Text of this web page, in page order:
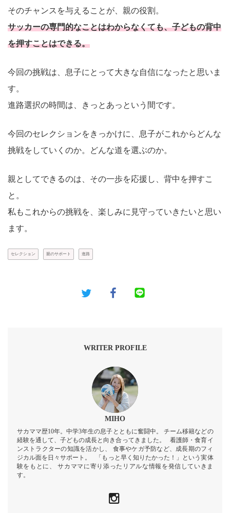
そのチャンスを与えることが、親の役割。
サッカーの専門的なことはわからなくても、子どもの背中
を押すことはできる。
今回の挑戦は、息子にとって大きな自信になったと思いま
す。
進路選択の時間は、きっとあっという間です。
今回のセレクションをきっかけに、息子がこれからどんな
挑戦をしていくのか。どんな道を選ぶのか。
親としてできるのは、その一歩を応援し、背中を押すこ
と。
私もこれからの挑戦を、楽しみに見守っていきたいと思い
ます。
セレクション 親のサポート 進路
WRITER PROFILE
MIHO
サカママ歴10年。中学3年生の息子とともに奮闘中。 チーム移籍などの
経験を通して、子どもの成長と向き合ってきました。 看護師・食育イ
ンストラクターの知識を活かし、 食事やケガ予防など、成長期のフィ
ジカル面を日々サポート。 「もっと早く知りたかった！」という実体
験をもとに、 サカママに寄り添ったリアルな情報を発信していきま
す。